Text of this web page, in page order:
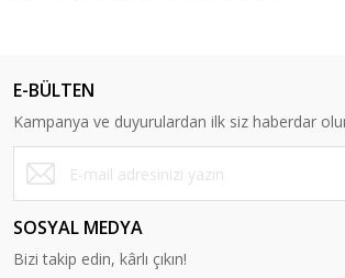
E-BÜLTEN
Kampanya ve duyurulardan ilk siz haberdar
SOSYAL MEDYA
Bizi takip edin, kârlı çıkın!